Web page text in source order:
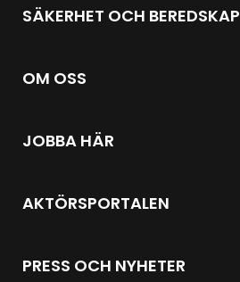
SÄKERHET OCH BEREDSKAP
OM OSS
JOBBA HÄR
AKTÖRSPORTALEN
PRESS OCH NYHETER